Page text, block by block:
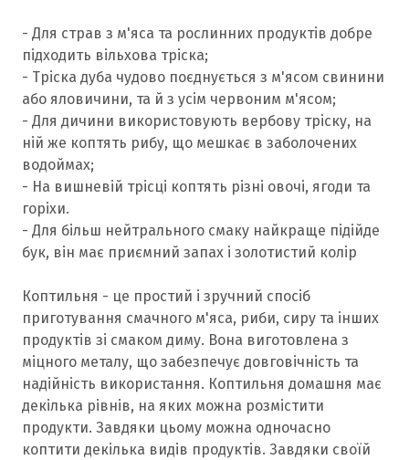
- Для страв з м'яса та рослинних продуктів добре
підходить вільхова тріска;
- Тріска дуба чудово поєднується з м'ясом свинини
або яловичини, та й з усім червоним м'ясом;
- Для дичини використовують вербову тріску, на
ній же коптять рибу, що мешкає в заболочених
водоймах;
- На вишневій трісці коптять різні овочі, ягоди та
горіхи.
- Для більш нейтрального смаку найкраще підійде
бук, він має приємний запах і золотистий колір
Коптильня - це простий і зручний спосіб
приготування смачного м'яса, риби, сиру та інших
продуктів зі смаком диму. Вона виготовлена з
міцного металу, що забезпечує довговічність та
надійність використання. Коптильня домашня має
декілька рівнів, на яких можна розмістити
продукти. Завдяки цьому можна одночасно
коптити декілька видів продуктів. Завдяки своїй